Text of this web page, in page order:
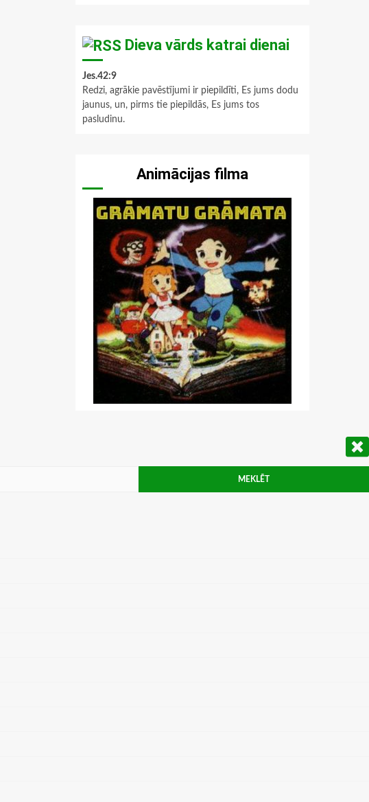
Dieva vārds katrai dienai
Jes.42:9
Redzi, agrākie pavēstījumi ir piepildīti, Es jums dodu
jaunus, un, pirms tie piepildās, Es jums tos
pasludinu.
Animācijas filma